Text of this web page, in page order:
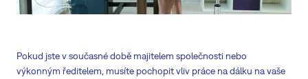
Pokud jste v současné době majitelem společnosti nebo
výkonným ředitelem, musíte pochopit vliv práce na dálku na vaše